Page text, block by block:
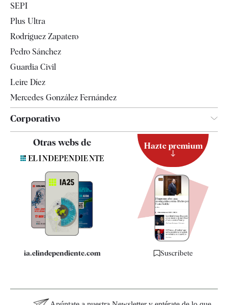
Televisión
SEPI
Plus Ultra
Rodríguez Zapatero
Pedro Sánchez
Guardia Civil
Leire Díez
Mercedes González Fernández
Corporativo
Quiénes somos
Especificaciones
Otras webs de
ia.elindependiente.com
Hazte premium
Suscríbete